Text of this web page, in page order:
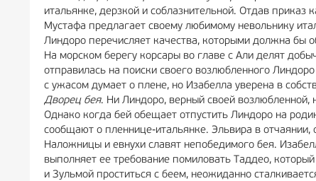
итальянке, дерзкой и соблазнительной. Отдав
Мустафа предлагает своему любимому невольнику
Линдоро перечисляет качества, которыми должна бы
На морском берегу корсары во главе с Али делят
отправилась на поиски своего возлюбленного
с ужасом думает о плене, но Изабелла уверена в
Дворец бея. Ни Линдоро, верный своей возлюбленной,
Однако когда бей обещает отпустить Линдоро на
сообщают о пленнице-итальянке. Эльвира в
Наложницы и евнухи славят непобедимого бея.
выполняет ее требование помиловать Таддео,
и Зульмой проститься с беем, неожиданно